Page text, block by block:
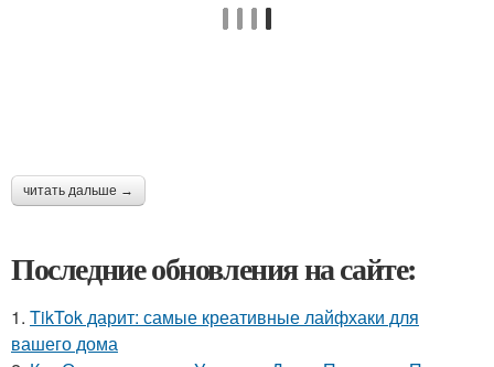
читать дальше →
Последние обновления на сайте:
1. TikTok дарит: самые креативные лайфхаки для
вашего дома